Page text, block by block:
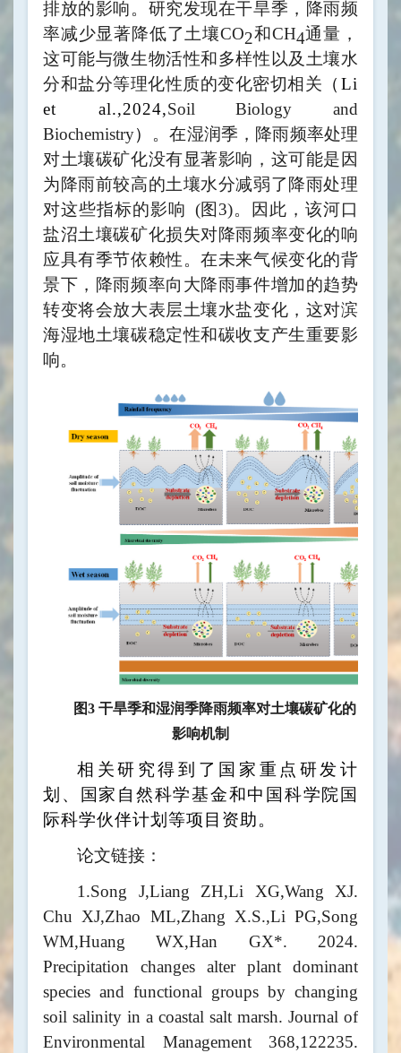
排放的影响。研究发现在干旱季，降雨频
率减少显著降低了土壤CO2和CH4通量，
这可能与微生物活性和多样性以及土壤水
分和盐分等理化性质的变化密切相关 （Li
et al.,2024,Soil Biology and
Biochemistry） 。在湿润季，降雨频率处理
对土壤碳矿化没有显著影响，这可能是因
为降雨前较高的土壤水分减弱了降雨处理
对这些指标的影响 (图 3)。因此，该河口
盐沼土壤碳矿化损失对降雨频率变化的响
应具有季节依赖性。在未来气候变化的背
景下，降雨频率向大降雨事件增加的趋势
转变将会放大表层土壤水盐变化，这对滨
海湿地土壤碳稳定性和碳收支产生重要影
响。
图3 干旱季和湿润季降雨频率对土壤碳矿化的
影响机制
相关研究得到了国家重点研发计
划、国家自然科学基金和中国科学院国
际科学伙伴计划等项目资助。
论文链接：
1.Song J,Liang ZH,Li XG,Wang XJ.
Chu XJ,Zhao ML,Zhang X.S.,Li PG,Song
WM,Huang WX,Han GX*. 2024.
Precipitation changes alter plant dominant
species and functional groups by changing
soil salinity in a coastal salt marsh. Journal of
Environmental Management 368,122235.